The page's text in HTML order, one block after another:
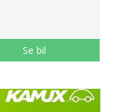
Se bil